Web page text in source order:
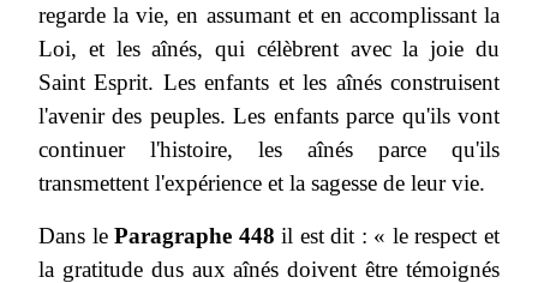
regarde la vie, en assumant et en accomplissant la
Loi, et les aînés, qui célèbrent avec la joie du
Saint Esprit. Les enfants et les aînés construisent
l'avenir des peuples. Les enfants parce qu'ils vont
continuer l'histoire, les aînés parce qu'ils
transmettent l'expérience et la sagesse de leur vie.
Dans leParagraphe 448 il est dit : « le respect et
la gratitude dus aux aînés doivent être témoignés